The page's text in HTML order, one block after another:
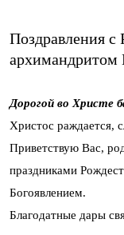
Поздравления
Дорогой во Христе
Христос раждается,
Приветствую Вас,
праздниками
Богоявлением.
Благодатные дары